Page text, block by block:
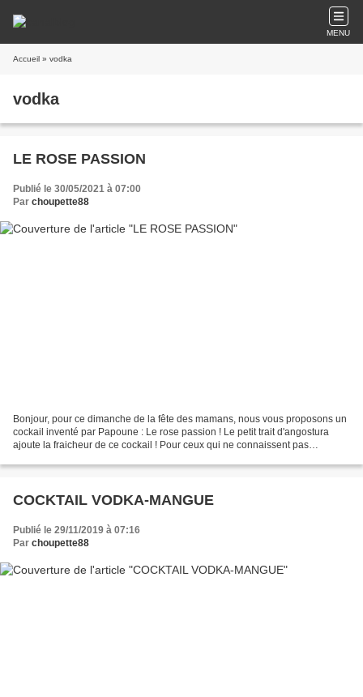
MENU
Accueil » vodka
vodka
LE ROSE PASSION
Publié le 30/05/2021 à 07:00
Par choupette88
Bonjour, pour ce dimanche de la fête des mamans, nous vous proposons un
cockail inventé par Papoune : Le rose passion ! Le petit trait d'angostura
ajoute la fraicheur de ce cockail ! Pour ceux qui ne connaissent pas
COCKTAIL VODKA-MANGUE
Publié le 29/11/2019 à 07:16
Par choupette88